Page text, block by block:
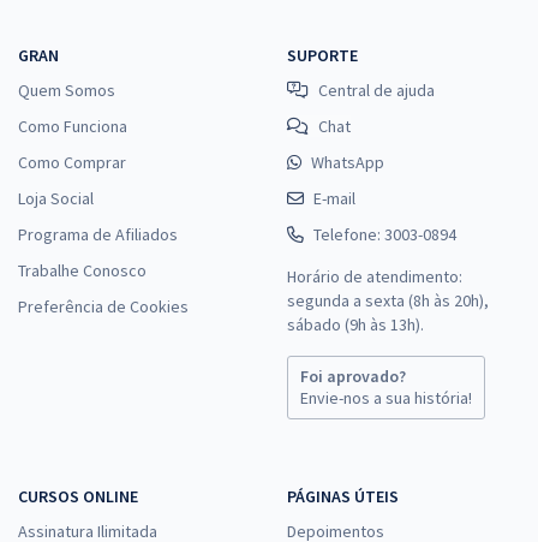
GRAN
Quem Somos
Como Funciona
Como Comprar
Loja Social
Programa de Afiliados
Trabalhe Conosco
Preferência de Cookies
SUPORTE
Central de ajuda
Chat
WhatsApp
E-mail
Telefone: 3003-0894
Horário de atendimento:
segunda a sexta (8h às 20h),
sábado (9h às 13h).
Foi aprovado?
Envie-nos a sua história!
CURSOS ONLINE
Assinatura Ilimitada
PÁGINAS ÚTEIS
Depoimentos